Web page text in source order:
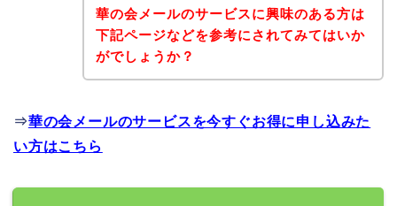
華の会メールのサービスに興味のある方は
下記ページなどを参考にされてみてはいか
がでしょうか？
⇒華の会メールのサービスを今すぐお得に申し込みた
い方はこちら